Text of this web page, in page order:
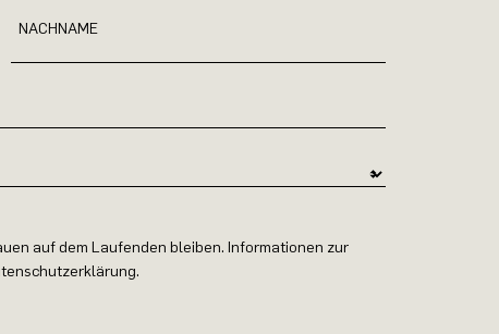
NACHNAME
auf dem Laufenden bleiben. Informationen zur